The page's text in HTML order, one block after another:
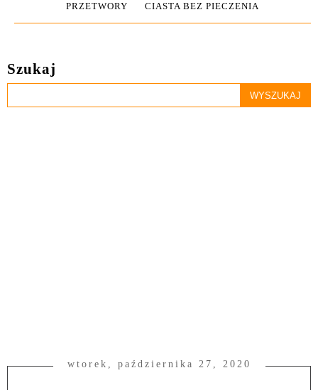
PRZETWORY
CIASTA BEZ PIECZENIA
Szukaj
wtorek, października 27, 2020